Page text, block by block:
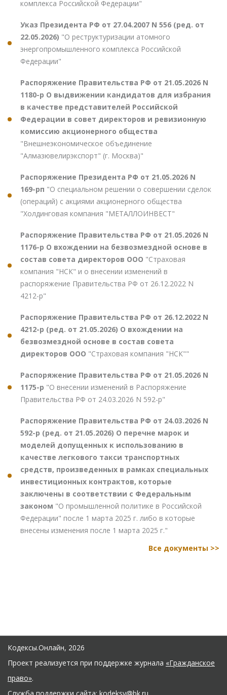
комплекса Российской Федерации"
Указ Президента РФ от 27.04.2007 N 556 (ред. от
22.05.2026) "О реструктуризации атомного
энергопромышленного комплекса Российской
Федерации"
Распоряжение Правительства РФ от 21.05.2026 N
1180-р О выдвижении кандидатов для избрания
в качестве представителей Российской
Федерации в совет директоров и ревизионную
комиссию акционерного общества
"Внешнеэкономическое объединение
"Алмазювелирэкспорт" (г. Москва)"
Распоряжение Президента РФ от 21.05.2026 N
169-рп "О специальном решении о совершении сделок
(операций) с акциями акционерного общества
"Холдинговая компания "МЕТАЛЛОИНВЕСТ"
Распоряжение Правительства РФ от 21.05.2026 N
1176-р О вхождении на безвозмездной основе в
состав совета директоров ООО "Страховая
компания "НСК" и о внесении изменений в
распоряжение Правительства РФ от 26.12.2022 N
4212-р"
Распоряжение Правительства РФ от 26.12.2022 N
4212-р (ред. от 21.05.2026) О вхождении на
безвозмездной основе в состав совета
директоров ООО "Страховая компания "НСК""
Распоряжение Правительства РФ от 21.05.2026 N
1175-р "О внесении изменений в Распоряжение
Правительства РФ от 24.03.2026 N 592-р"
Распоряжение Правительства РФ от 24.03.2026 N
592-р (ред. от 21.05.2026) О перечне марок и
моделей допущенных к использованию в
качестве легкового такси транспортных
средств, произведенных в рамках специальных
инвестиционных контрактов, которые
заключены в соответствии с Федеральным
законом "О промышленной политике в Российской
Федерации" после 1 марта 2025 г. либо в которые
внесены изменения после 1 марта 2025 г."
Все документы >>
Кодексы.Онлайн, 2026
Проект реализуется при поддержке журнала «Гражданское
право».